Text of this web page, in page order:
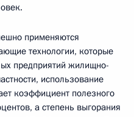
применяются
технологии, которые
предприятий жилищно-
использование
коэффициент полезного
а степень выгорания